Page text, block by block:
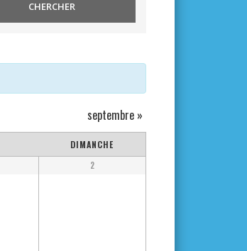
septembre »
DIMANCHE
2